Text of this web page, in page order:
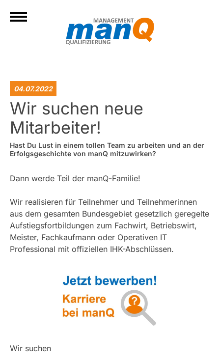
04.07.2022
Wir suchen neue
Mitarbeiter!
Hast Du Lust in einem tollen Team zu arbeiten und an der
Erfolgsgeschichte von manQ mitzuwirken?
Dann werde Teil der manQ-Familie!
Wir realisieren für Teilnehmer und Teilnehmerinnen
aus dem gesamten Bundesgebiet gesetzlich geregelte
Aufstiegsfortbildungen zum Fachwirt, Betriebswirt,
Meister, Fachkaufmann oder Operativen IT
Professional mit offiziellen IHK-Abschlüssen.
Wir suchen